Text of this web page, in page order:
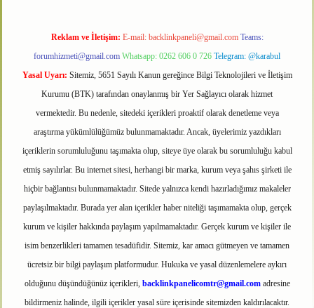
Reklam ve İletişim: E-mail: backlinkpaneli@gmail.com Teams:
forumhizmeti@gmail.com Whatsapp: 0262 606 0 726 Telegram: @karabul
Yasal Uyarı: Sitemiz, 5651 Sayılı Kanun gereğince Bilgi Teknolojileri ve İletişim
Kurumu (BTK) tarafından onaylanmış bir Yer Sağlayıcı olarak hizmet
vermektedir. Bu nedenle, sitedeki içerikleri proaktif olarak denetleme veya
araştırma yükümlülüğümüz bulunmamaktadır. Ancak, üyelerimiz yazdıkları
içeriklerin sorumluluğunu taşımakta olup, siteye üye olarak bu sorumluluğu kabul
etmiş sayılırlar. Bu internet sitesi, herhangi bir marka, kurum veya şahıs şirketi ile
hiçbir bağlantısı bulunmamaktadır. Sitede yalnızca kendi hazırladığımız makaleler
paylaşılmaktadır. Burada yer alan içerikler haber niteliği taşımamakta olup, gerçek
kurum ve kişiler hakkında paylaşım yapılmamaktadır. Gerçek kurum ve kişiler ile
isim benzerlikleri tamamen tesadüfidir. Sitemiz, kar amacı gütmeyen ve tamamen
ücretsiz bir bilgi paylaşım platformudur. Hukuka ve yasal düzenlemelere aykırı
olduğunu düşündüğünüz içerikleri, backlinkpanelicomtr@gmail.comadresine
bildirmeniz halinde, ilgili içerikler yasal süre içerisinde sitemizden kaldırılacaktır.